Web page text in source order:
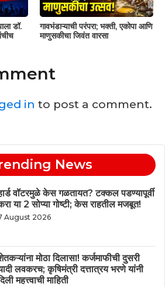
डॉ.
गावभंडाऱ्याची परंपरा; भक्ती, एकोपा आणि
माणुसकीचा जिवंत वारसा
in to post a comment.
News
वॉटरमुळे केस गळतायत? टक्कल पडण्यापूर्वी
या 2 सोप्या गोष्टी; केस राहतील मजबूत!
August 2026
मोठा दिलासा! कर्जमाफीची दुसरी
लवकरच; कृषिमंत्री दत्तात्रय भरणे यांनी
महत्त्वाची माहिती